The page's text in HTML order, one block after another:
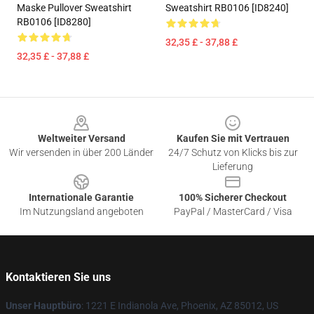
Maske Pullover Sweatshirt
RB0106 [ID8280]
32,35 £ - 37,88 £
Sweatshirt RB0106 [ID8240]
32,35 £ - 37,88 £
Weltweiter Versand
Wir versenden in über 200 Länder
Kaufen Sie mit Vertrauen
24/7 Schutz von Klicks bis zur
Lieferung
Internationale Garantie
Im Nutzungsland angeboten
100% Sicherer Checkout
PayPal / MasterCard / Visa
Kontaktieren Sie uns
Unser Hauptbüro: 1221 E Indianola Ave, Phoenix, AZ 85012, US